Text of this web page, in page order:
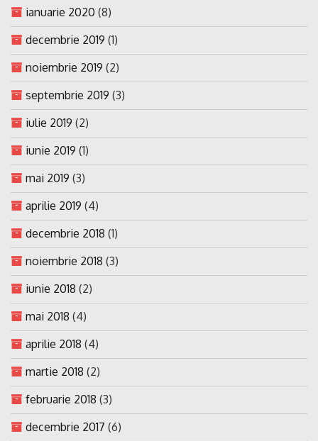
ianuarie 2020 (8)
decembrie 2019 (1)
noiembrie 2019 (2)
septembrie 2019 (3)
iulie 2019 (2)
iunie 2019 (1)
mai 2019 (3)
aprilie 2019 (4)
decembrie 2018 (1)
noiembrie 2018 (3)
iunie 2018 (2)
mai 2018 (4)
aprilie 2018 (4)
martie 2018 (2)
februarie 2018 (3)
decembrie 2017 (6)